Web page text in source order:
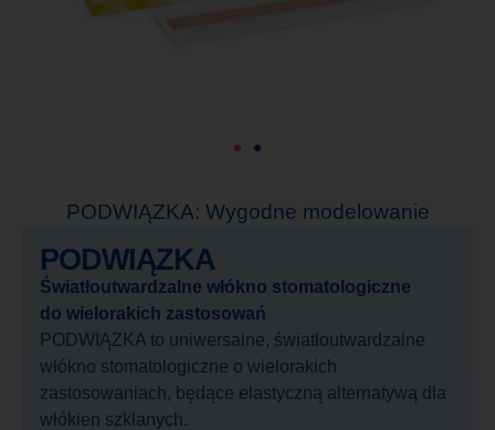
PODWIĄZKA: Wygodne modelowanie
PODWIĄZKA
Światłoutwardzalne włókno stomatologiczne
do wielorakich zastosowań
PODWIĄZKA to uniwersalne, światłoutwardzalne
włókno stomatologiczne o wielorakich
zastosowaniach, będące elastyczną alternatywą dla
włókien szklanych.